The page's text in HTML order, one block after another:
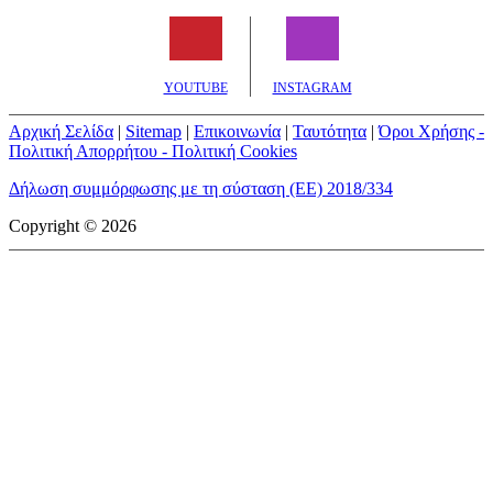
YOUTUBE INSTAGRAM
Αρχική Σελίδα | Sitemap | Επικοινωνία | Ταυτότητα |Όροι Χρήσης -
Πολιτική Απορρήτου - Πολιτική Cookies
Δήλωση συμμόρφωσης με τη σύσταση (ΕΕ) 2018/334
Copyright © 2026